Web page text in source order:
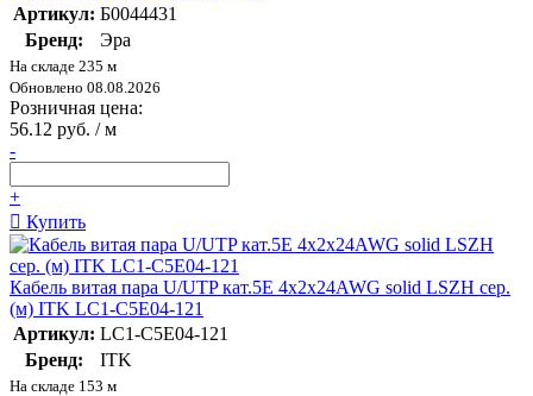
Артикул: Б0044431
Бренд:
Эра
На складе 235 м
Обновлено 08.08.2026
Розничная цена:
56.12 руб. / м
-
+
Купить
Кабель витая пара U/UTP кат.5E 4х2х24AWG solid LSZH сер.
(м) ITK LC1-C5E04-121
Артикул: LC1-C5E04-121
Бренд:
ITK
На складе 153 м